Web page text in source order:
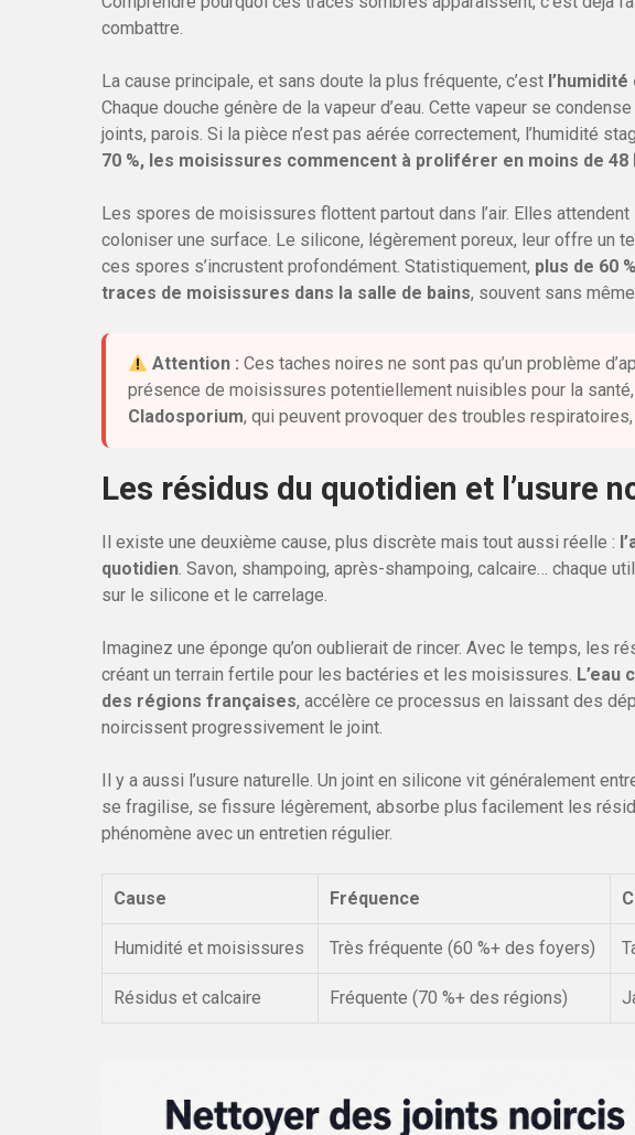
combattre.
La cause principale, et sans doute la plus fréquente, c’est
Chaque douche génère de la vapeur d’eau. Cette vapeur se
joints, parois. Si la pièce n’est pas aérée correctement, l’humidité
70 %, les moisissures commencent à proliférer en moins de 48
Les spores de moisissures flottent partout dans l’air. Elles
coloniser une surface. Le silicone, légèrement poreux, leur offre un
ces spores s’incrustent profondément. Statistiquement, plus de 60
traces de moisissures dans la salle de bains, souvent sans
Attention : Ces taches noires ne sont pas qu’un problème
présence de moisissures potentiellement nuisibles pour la
Cladosporium, qui peuvent provoquer des troubles
Les résidus du quotidien et l’usure
Il existe une deuxième cause, plus discrète mais tout aussi réelle :
quotidien. Savon, shampoing, après-shampoing, calcaire… chaque
sur le silicone et le carrelage.
Imaginez une éponge qu’on oublierait de rincer. Avec le temps, les
créant un terrain fertile pour les bactéries et les moisissures. L’eau
des régions françaises, accélère ce processus en laissant des
noircissent progressivement le joint.
Il y a aussi l’usure naturelle. Un joint en silicone vit généralement
se fragilise, se fissure légèrement, absorbe plus facilement les
phénomène avec un entretien régulier.
Cause Fréquence
Humidité et moisissures Très fréquente (60 %+ des foyers)
Résidus et calcaire Fréquente (70 %+ des régions)